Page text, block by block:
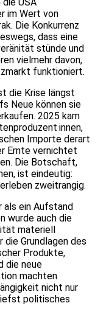
im Wert von
Die Konkurrenz
dass eine
stünde und
vielmehr davon,
funktioniert.
die Krise längst
Neue können sie
2025 kam
Importe derart
Ernte vernichtet
Die Botschaft,
ist eindeutig:
zweitrangig.
als ein Aufstand
wurde auch die
materiell
Grundlagen des
Produkte,
die neue
machten
nicht nur
politisches